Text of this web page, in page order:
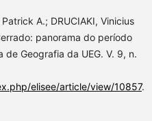
A.; DRUCIAKI, Vinicius
panorama do período
Geografia da UEG. V. 9, n.
elisee/article/view/10857.